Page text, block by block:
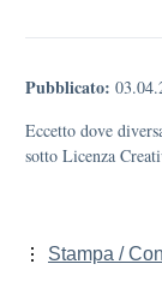
Pubblicato:
Eccetto dove
sotto Licenza
Stampa /